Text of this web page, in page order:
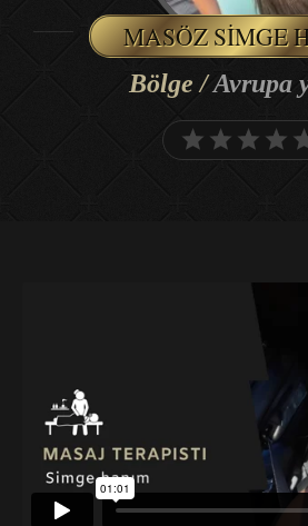
MASÖZ SIMGE
Bölge /Avrupa